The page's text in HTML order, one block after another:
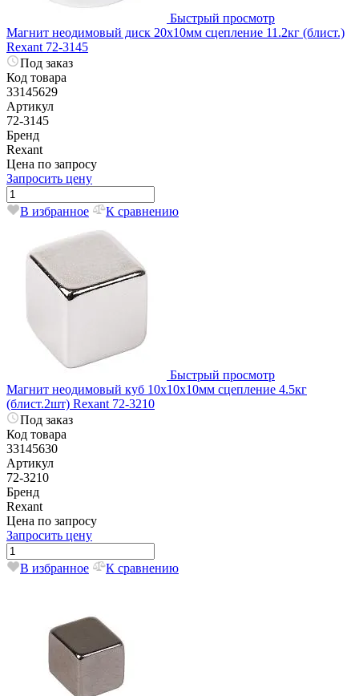
Быстрый просмотр
Магнит неодимовый диск 20х10мм сцепление 11.2кг (блист.)
Rexant 72-3145
Под заказ
Код товара
33145629
Артикул
72-3145
Бренд
Rexant
Цена по запросу
Запросить цену
В избранное К сравнению
Быстрый просмотр
Магнит неодимовый куб 10х10х10мм сцепление 4.5кг
(блист.2шт) Rexant 72-3210
Под заказ
Код товара
33145630
Артикул
72-3210
Бренд
Rexant
Цена по запросу
Запросить цену
В избранное К сравнению